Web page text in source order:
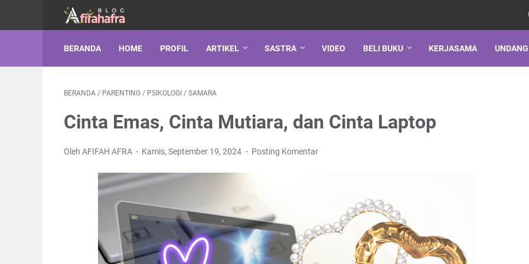
BERANDA HOME PROFIL ARTIKEL SASTRA VIDEO BELI BUKU KERJASAMA
BERANDA / PARENTING / PSIKOLOGI / SAMARA
Cinta Emas, Cinta Mutiara, dan Cinta Laptop
Oleh AFIFAH AFRA Kamis, September 19, 2024 Posting Komentar